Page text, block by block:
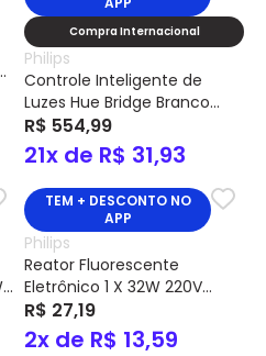
Compra Internacional
Philips
Controle Inteligente de
Luzes Hue Bridge Branco
Bivolt 929001180601 – Philips
R$ 554,99
21x de R$ 31,93
TEM + DESCONTO NO
APP
Philips
Reator Fluorescente
Eletrônico 1 X 32W 220V
ES32A26P - Philips
R$ 27,19
2x de R$ 13,59